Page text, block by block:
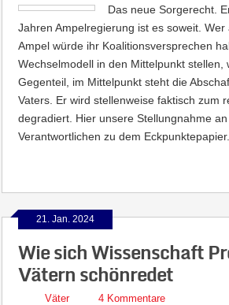
Das neue Sorgerecht.
Jahren Ampelregierung ist es soweit.
Ampel würde ihr Koalitionsversprechen
Wechselmodell in den Mittelpunkt stellen,
Gegenteil, im Mittelpunkt steht die
Vaters. Er wird stellenweise faktisch zum
degradiert. Hier unsere Stellungnahme
Verantwortlichen zu dem Eckpunktepapier.
21. Jan. 2024
Wie sich Wissenschaft
Vätern schönredet
Väter 4 Kommentare